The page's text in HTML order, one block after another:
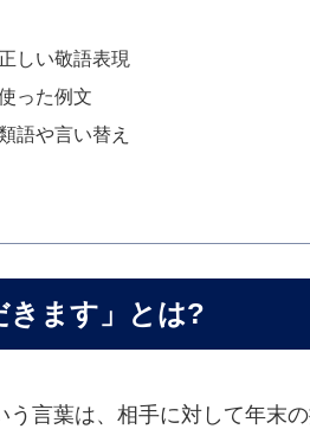
しい敬語表現
った例文
語や言い替え
きます」とは?
う言葉は、相手に対して年末